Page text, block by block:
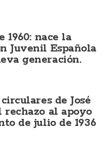
1960: nace la
Juvenil Española
generación.
de José
al apoyo
de julio de 1936